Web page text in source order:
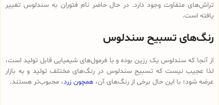
تراش‌های متفاوت وجود دارد. در حال حاضر نام فتوران به سندلوس تغییر
یافته است.
رنگ‌های تسبیح سندلوس
از آنجا که سندلوس یک رزین بوده و با فرمول‌های شیمیایی قابل تولید است،
لذا عجیب نیست که تسبیح سندلوس در رنگ‌های مختلف تولید و به بازار
عرضه شود؛ با این حال برخی از رنگ‌های آن، همچون زرد، محبوب‌تر هستند.